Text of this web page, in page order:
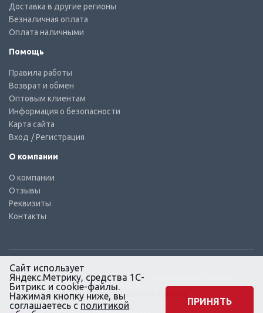
Доставка в другие регионы
Безналичная оплата
Оплата наличными
Помощь
Правила работы
Возврат и обмен
Оптовым клиентам
Информация о безопасности
Карта сайта
Вход / Регистрация
О компании
О компании
Отзывы
Реквизиты
Контакты
© КТС-Дизель – Комплектующие к топливным системам
Все права защищены, 2003 – 2025
Согласие на обработку персональных данных
Сайт использует
Яндекс.Метрику, средства 1С-
Битрикс и cookie-файлы.
Нажимая кнопку ниже, вы
соглашаетесь с политикой
ПРИНЯТЬ